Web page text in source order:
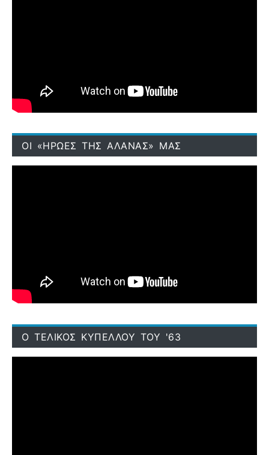
ΟΙ «ΗΡΩΕΣ ΤΗΣ ΑΛΑΝΑΣ» ΜΑΣ
Ο ΤΕΛΙΚΟΣ ΚΥΠΕΛΛΟΥ ΤΟΥ '63